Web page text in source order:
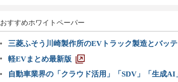
おすすめホワイトペーパー
三菱ふそう川崎製作所のEVトラック製造とバッ
軽EVまとめ最新版
自動車業界の「クラウド活用」「SDV」「生成AI